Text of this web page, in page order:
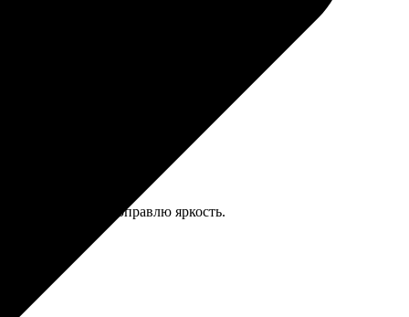
заказа уже поправлю яркость.